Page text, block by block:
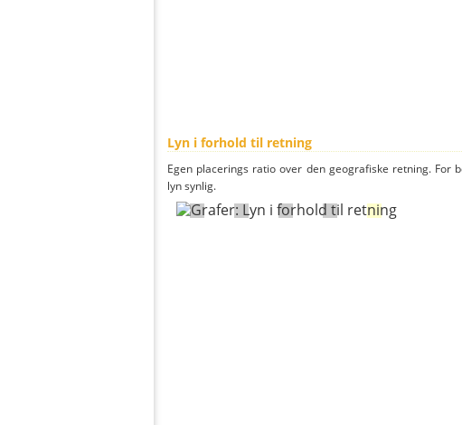
Lyn i forhold til retning
Egen placerings ratio over den geografiske retning. For
lyn synlig.